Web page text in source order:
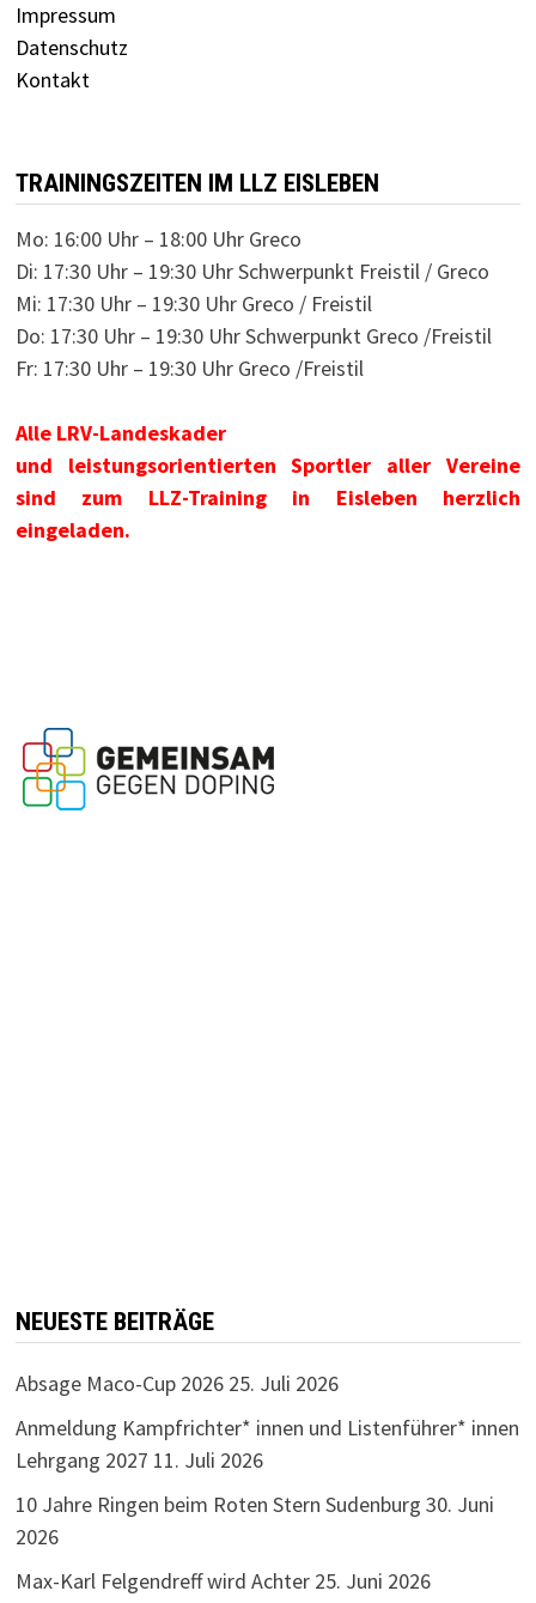
Impressum
Datenschutz
Kontakt
TRAININGSZEITEN IM LLZ EISLEBEN
Mo: 16:00 Uhr – 18:00 Uhr Greco
Di: 17:30 Uhr – 19:30 Uhr Schwerpunkt Freistil / Greco
Mi: 17:30 Uhr – 19:30 Uhr Greco / Freistil
Do: 17:30 Uhr – 19:30 Uhr Schwerpunkt Greco /Freistil
Fr: 17:30 Uhr – 19:30 Uhr Greco /Freistil
Alle LRV-Landeskader
und leistungsorientierten Sportler aller Vereine
sind zum LLZ-Training in Eisleben herzlich
eingeladen.
NEUESTE BEITRÄGE
Absage Maco-Cup 2026 25. Juli 2026
Anmeldung Kampfrichter* innen und Listenführer* innen
Lehrgang 2027 11. Juli 2026
10 Jahre Ringen beim Roten Stern Sudenburg 30. Juni
2026
Max-Karl Felgendreff wird Achter 25. Juni 2026